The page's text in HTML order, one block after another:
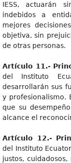
IESS, actuarán
indebidos a
mejores
objetiva, sin
de otras personas.
Artículo 11.-
del Instituto
desarrollarán sus
y profesionalismo.
que su
alcance el
Artículo 12.-
del Instituto
justos,